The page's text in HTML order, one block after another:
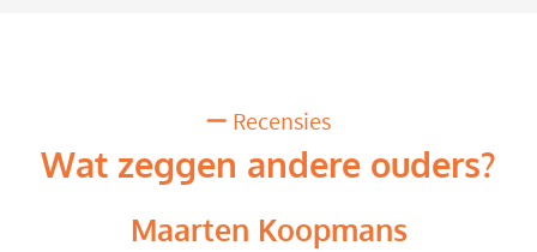
Recensies
Wat zeggen andere ouders?
Maarten Koopmans